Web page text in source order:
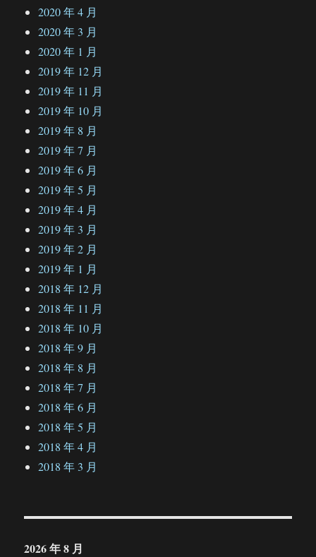
2020 年 4 月
2020 年 3 月
2020 年 1 月
2019 年 12 月
2019 年 11 月
2019 年 10 月
2019 年 8 月
2019 年 7 月
2019 年 6 月
2019 年 5 月
2019 年 4 月
2019 年 3 月
2019 年 2 月
2019 年 1 月
2018 年 12 月
2018 年 11 月
2018 年 10 月
2018 年 9 月
2018 年 8 月
2018 年 7 月
2018 年 6 月
2018 年 5 月
2018 年 4 月
2018 年 3 月
2026 年 8 月